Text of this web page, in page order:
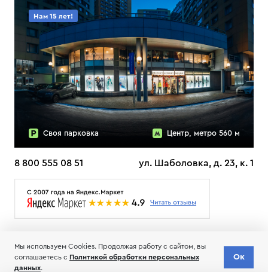
Нам 15 лет!
Своя парковка Центр, метро 560 м
8 800 555 08 51 ул. Шаболовка, д. 23, к. 1
Мы используем Cookies. Продолжая работу с сайтом, вы
соглашаетесь с Политикой обработки персональных
данных.
Ок